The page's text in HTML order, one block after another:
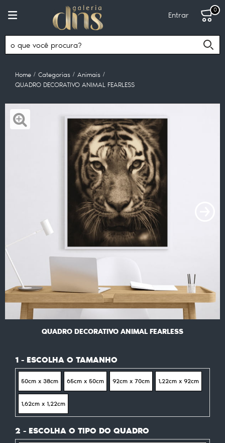
Entrar
0
Home Categorias
Animais
QUADRO DECORATIVO ANIMAL FEARLESS
QUADRO DECORATIVO ANIMAL FEARLESS
1 - ESCOLHA O TAMANHO
50cm x 38cm 65cm x 50cm 92cm x 70cm 1,22cm x 92cm
1,62cm x 1,22cm
2 - ESCOLHA O TIPO DO QUADRO